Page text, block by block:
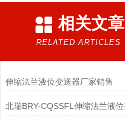
相关文章
RELATED ARTICLES
伸缩法兰液位变送器厂家销售